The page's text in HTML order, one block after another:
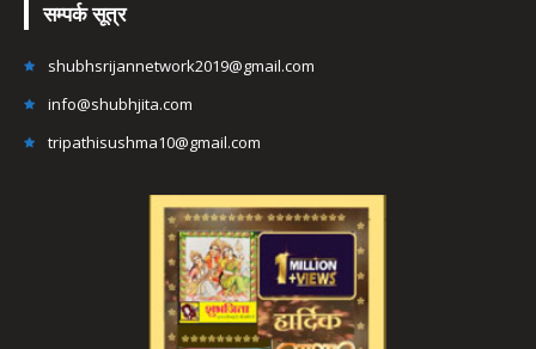
सम्पर्क सूत्र
shubhsrijannetwork2019@gmail.com
info@shubhjita.com
tripathisushma10@gmail.com